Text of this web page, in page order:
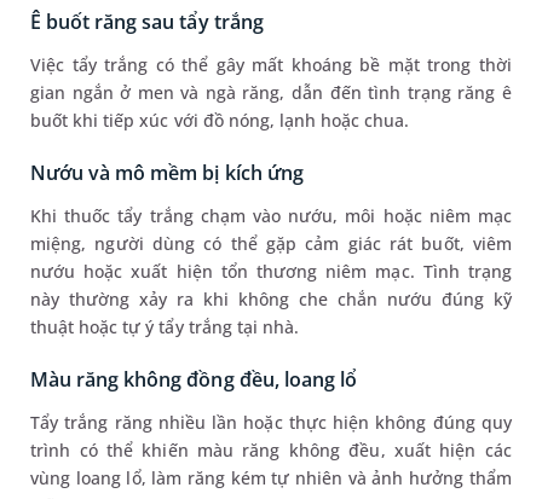
Ê buốt răng sau tẩy trắng
Việc tẩy trắng có thể gây mất khoáng bề mặt trong thời
gian ngắn ở men và ngà răng, dẫn đến tình trạng răng ê
buốt khi tiếp xúc với đồ nóng, lạnh hoặc chua.
Nướu và mô mềm bị kích ứng
Khi thuốc tẩy trắng chạm vào nướu, môi hoặc niêm mạc
miệng, người dùng có thể gặp cảm giác rát buốt, viêm
nướu hoặc xuất hiện tổn thương niêm mạc. Tình trạng
này thường xảy ra khi không che chắn nướu đúng kỹ
thuật hoặc tự ý tẩy trắng tại nhà.
Màu răng không đồng đều, loang lổ
Tẩy trắng răng nhiều lần hoặc thực hiện không đúng quy
trình có thể khiến màu răng không đều, xuất hiện các
vùng loang lổ, làm răng kém tự nhiên và ảnh hưởng thẩm